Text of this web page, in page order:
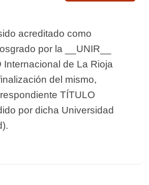
acreditado como
por la __UNIR__
Internacional de La Rioja
del mismo,
TÍTULO
por dicha Universidad